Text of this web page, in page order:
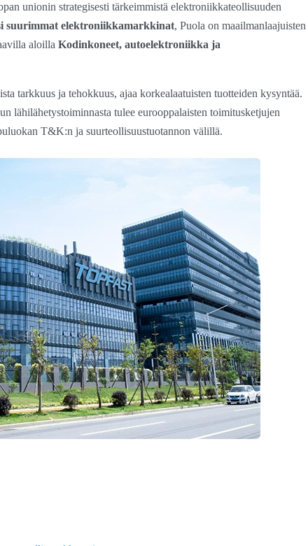
unionin strategisesti tärkeimmistä elektroniikkateollisuuden
suurimmat elektroniikkamarkkinat, Puola on maailmanlaajuisten
aloilla Kodinkoneet, autoelektroniikka ja
tarkkuus ja tehokkuus, ajaa korkealaatuisten tuotteiden kysyntää.
lähilähetystoiminnasta tulee eurooppalaisten toimitusketjujen
T&K:n ja suurteollisuustuotannon välillä.